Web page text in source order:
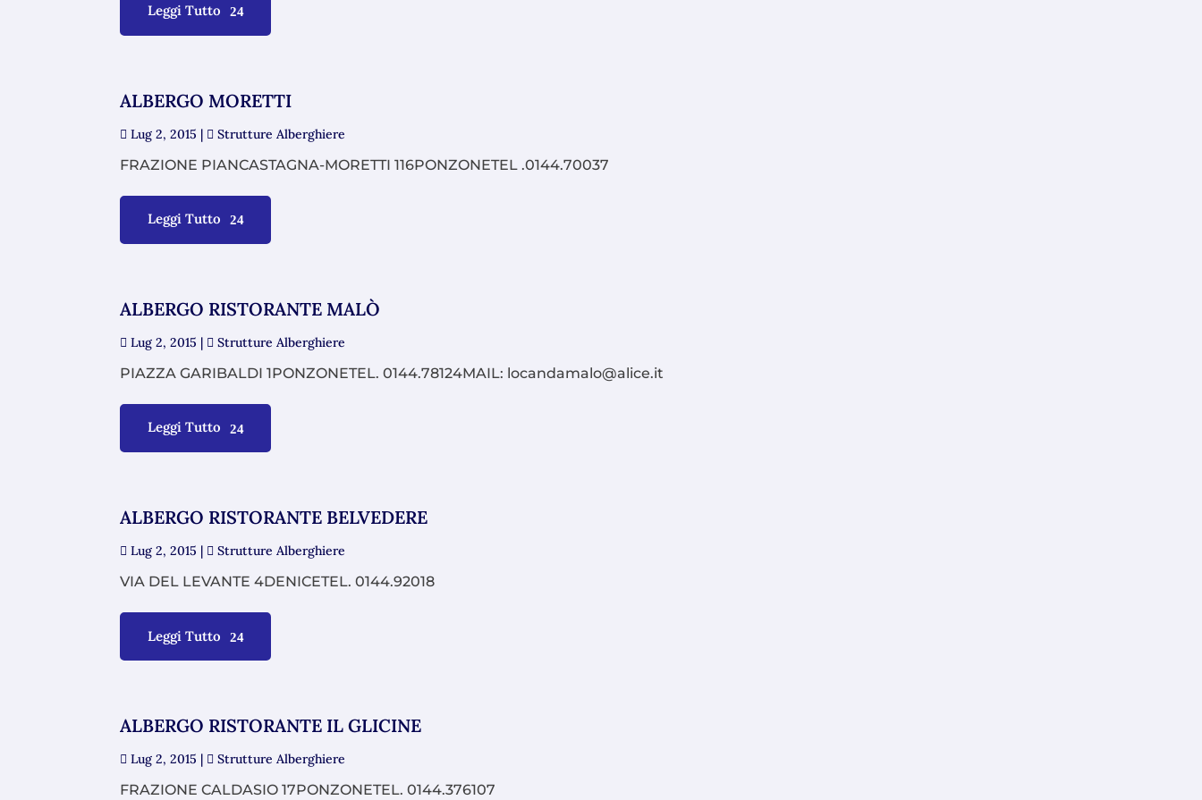
Leggi Tutto
ALBERGO MORETTI
Lug 2, 2015 | Strutture Alberghiere
FRAZIONE PIANCASTAGNA-MORETTI 116PONZONETEL .0144.70037
Leggi Tutto
ALBERGO RISTORANTE MALÒ
Lug 2, 2015 | Strutture Alberghiere
PIAZZA GARIBALDI 1PONZONETEL. 0144.78124MAIL: locandamalo@alice.it
Leggi Tutto
ALBERGO RISTORANTE BELVEDERE
Lug 2, 2015 | Strutture Alberghiere
VIA DEL LEVANTE 4DENICETEL. 0144.92018
Leggi Tutto
ALBERGO RISTORANTE IL GLICINE
Lug 2, 2015 | Strutture Alberghiere
FRAZIONE CALDASIO 17PONZONETEL. 0144.376107